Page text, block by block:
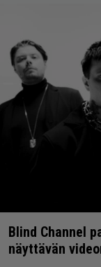
Blind Channel
näyttävän